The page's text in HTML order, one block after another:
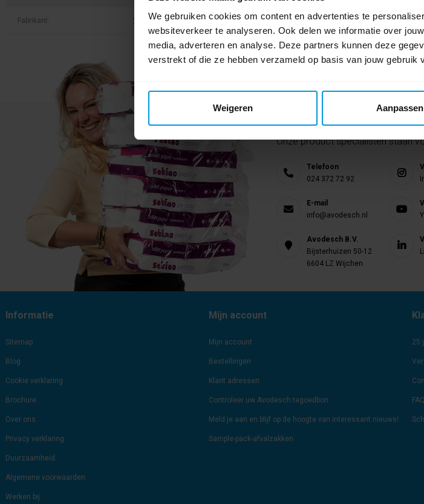
We gebruiken cookies om content en advertenties te
websiteverkeer te analyseren. Ook delen we informatie over
media, adverteren en analyse. Deze partners kunnen deze
verstrekt of die ze hebben verzameld op basis van jouw gebruik
Weigeren Aanpassen
Fabrikant: Vikan
Nog vragen?
Onze product specialisten staan
Telefoon
024 372 72 92
E-mail
info@avodesch.nl
Avodesch B.V.
Bijsterhuizen 50-12
6604 LZ Wijchen
Informatie
Sitemap
Blog
Cookie verklaring
Brochure
Over ons
Privacy verklaring
Duurzaamheid
Algemene voorwaarden
Werken bij
Mijn account
Mijn account
Bestellingen
Klant adressen
Controleer uw Avodesch tegoedbon
Meld je aan en blijf op de hoogte van interessant nieuws!
Sample-pack-afvalzakken
25
FAQ